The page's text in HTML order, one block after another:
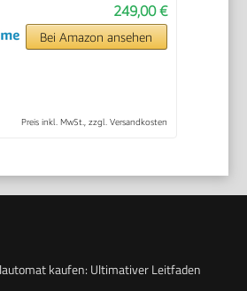
249,00 €
Bei Amazon ansehen
Preis inkl. MwSt., zzgl. Versandkosten
kaufen: Ultimativer Leitfaden